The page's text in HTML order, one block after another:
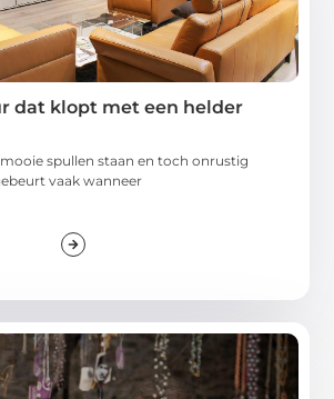
dat klopt met een helder
spullen staan en toch onrustig
vaak wanneer